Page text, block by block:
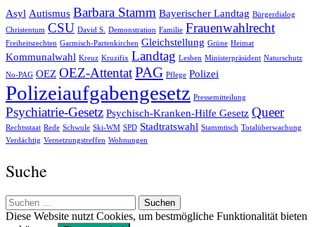
Asyl Autismus Barbara Stamm Bayerischer Landtag Bürgerdialog
Christentum CSU David S. Demonstration Familie Frauenwahlrecht
Freiheitsrechten Garmisch-Partenkirchen Gleichstellung Grüne Heimat
Kommunalwahl Kreuz Kruzifix Landtag Lesben Ministerpräsident Naturschutz
No-PAG OEZ OEZ-AttentatPAG Pflege Polizei
Polizeiaufgabengesetz Pressemitteilung
Psychiatrie-Gesetz Psychisch-Kranken-Hilfe Gesetz Queer
Rechtsstaat Rede Schwule Ski-WM SPD Stadtratswahl Stammtisch Totalüberwachung
Verdächtig Vernetzungstreffen Wohnungen
Suche
Suchen
nach:
Diese Website nutzt Cookies, um bestmögliche Funktionalität bieten